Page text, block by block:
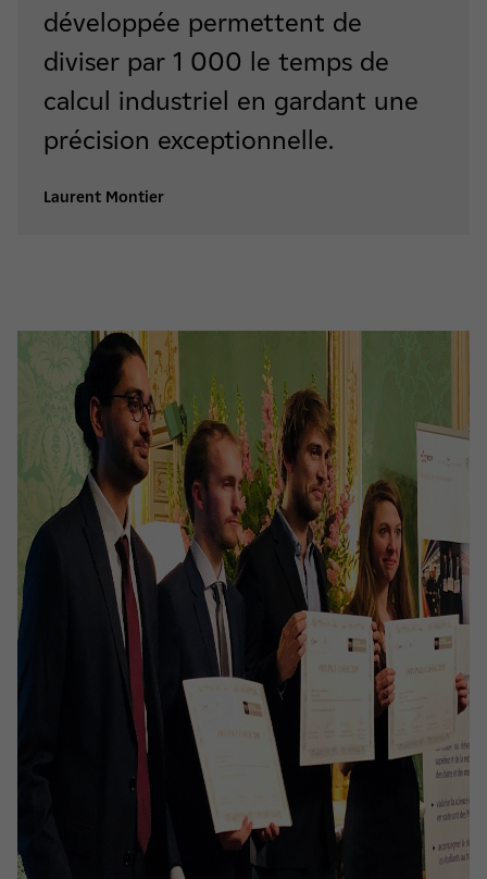
développée permettent de
diviser par 1 000 le temps de
calcul industriel en gardant une
précision exceptionnelle.
Laurent Montier